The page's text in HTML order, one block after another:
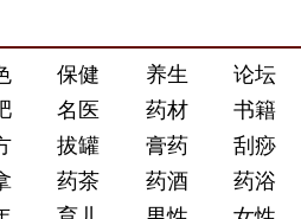
保健 养生
论坛
名医 药材
书籍
拔罐 膏药
刮痧
药茶 药酒
药浴